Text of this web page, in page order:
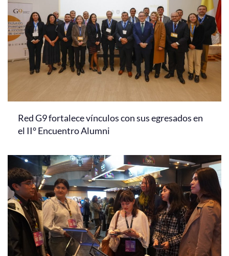
Red G9 fortalece vínculos con sus egresados en
el II° Encuentro Alumni